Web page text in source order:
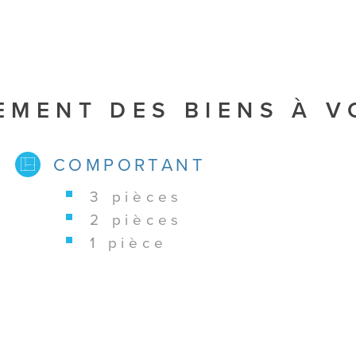
DES BIENS À
COMPORTANT
3 pièces
2 pièces
1 pièce